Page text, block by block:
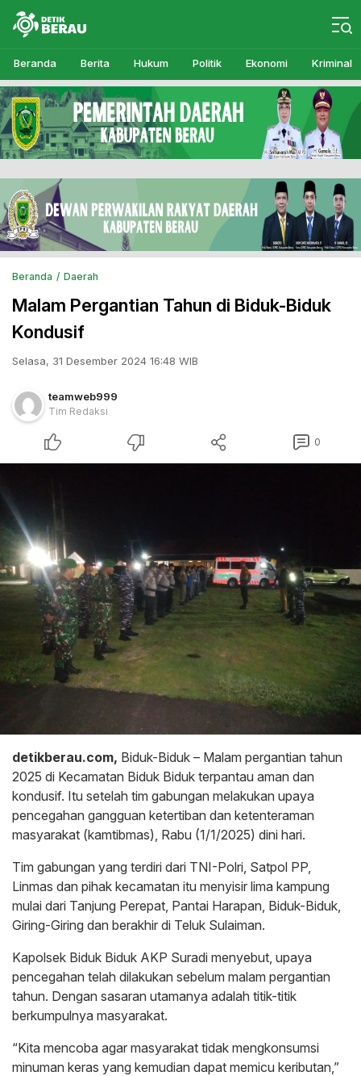
Detikberau.com
Media Diskusi Rakyat
Beranda Berita Hukum Politik Ekonomi Kriminal
Beranda Daerah
Malam Pergantian Tahun di Biduk-Biduk
Kondusif
Selasa, 31 Desember 2024 16:48 WIB
teamweb999
Tim Redaksi
0
detikberau.com, Biduk-Biduk – Malam pergantian tahun
2025 di Kecamatan Biduk Biduk terpantau aman dan
kondusif. Itu setelah tim gabungan melakukan upaya
pencegahan gangguan ketertiban dan ketenteraman
masyarakat (kamtibmas), Rabu (1/1/2025) dini hari.
Tim gabungan yang terdiri dari TNI-Polri, Satpol PP,
Linmas dan pihak kecamatan itu menyisir lima kampung
mulai dari Tanjung Perepat, Pantai Harapan, Biduk-Biduk,
Giring-Giring dan berakhir di Teluk Sulaiman.
Kapolsek Biduk Biduk AKP Suradi menyebut, upaya
pencegahan telah dilakukan sebelum malam pergantian
tahun. Dengan sasaran utamanya adalah titik-titik
berkumpulnya masyarakat.
“Kita mencoba agar masyarakat tidak mengkonsumsi
minuman keras yang kemudian dapat memicu keributan,”